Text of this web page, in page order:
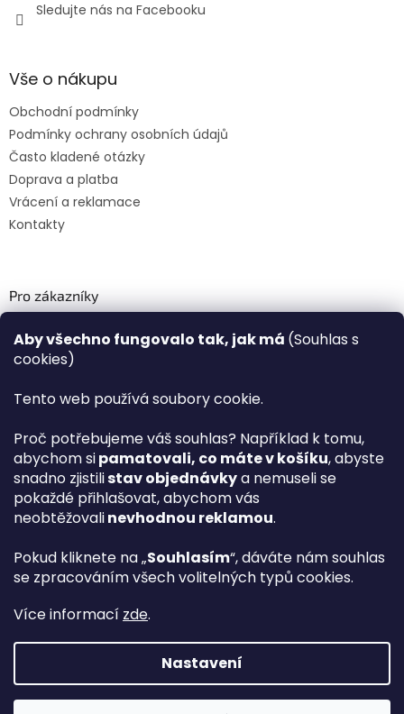
Aby všechno fungovalo tak, jak má (Souhlas s
cookies)
Tento web používá soubory cookie.
Proč potřebujeme váš souhlas? Například k tomu,
abychom sipamatovali, co máte v košíku, abyste
snadno zjistilistav objednávkya nemuseli se
pokaždé přihlašovat, abychom vás
neobtěžovalinevhodnou reklamou.
Pokud kliknete na „Souhlasím“, dáváte nám souhlas
se zpracováním všech volitelných typů cookies.
Více informací zde.
Nastavení
Sledujte nás na Facebooku
Vše o nákupu
Obchodní podmínky
Podmínky ochrany osobních údajů
Často kladené otázky
Doprava a platba
Vrácení a reklamace
Kontakty
Pro zákazníky
Recenze ✅
Věrnostní program PLAZA Bonus™
Plaza.cz slevové kódy a kupóny
Registrace
Přihlášení
PLAZA B2B™ VELKOOBCHOD
Vyhledávač návodů
hp
Vytvořil Shoptet Premium